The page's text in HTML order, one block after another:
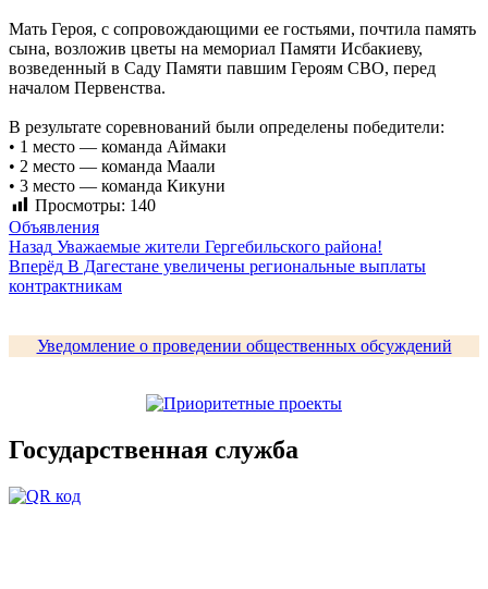
Мать Героя, с сопровождающими ее гостьями, почтила память
сына, возложив цветы на мемориал Памяти Исбакиеву,
возведенный в Саду Памяти павшим Героям СВО, перед
началом Первенства.
В результате соревнований были определены победители:
• 1 место — команда Аймаки
• 2 место — команда Маали
• 3 место — команда Кикуни
Просмотры: 140
Объявления
Навигация
по
Назад Предыдущая
запись:
Уважаемые жители Гергебильского района!
Вперёд Следующая
запись:
В Дагестане увеличены региональные выплаты
контрактникам
Уведомление о проведении общественных обсуждений
Государственная служба